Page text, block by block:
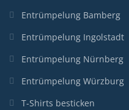
Entrümpelung Bamberg
Entrümpelung Ingolstadt
Entrümpelung Nürnberg
Entrümpelung Würzburg
T-Shirts besticken